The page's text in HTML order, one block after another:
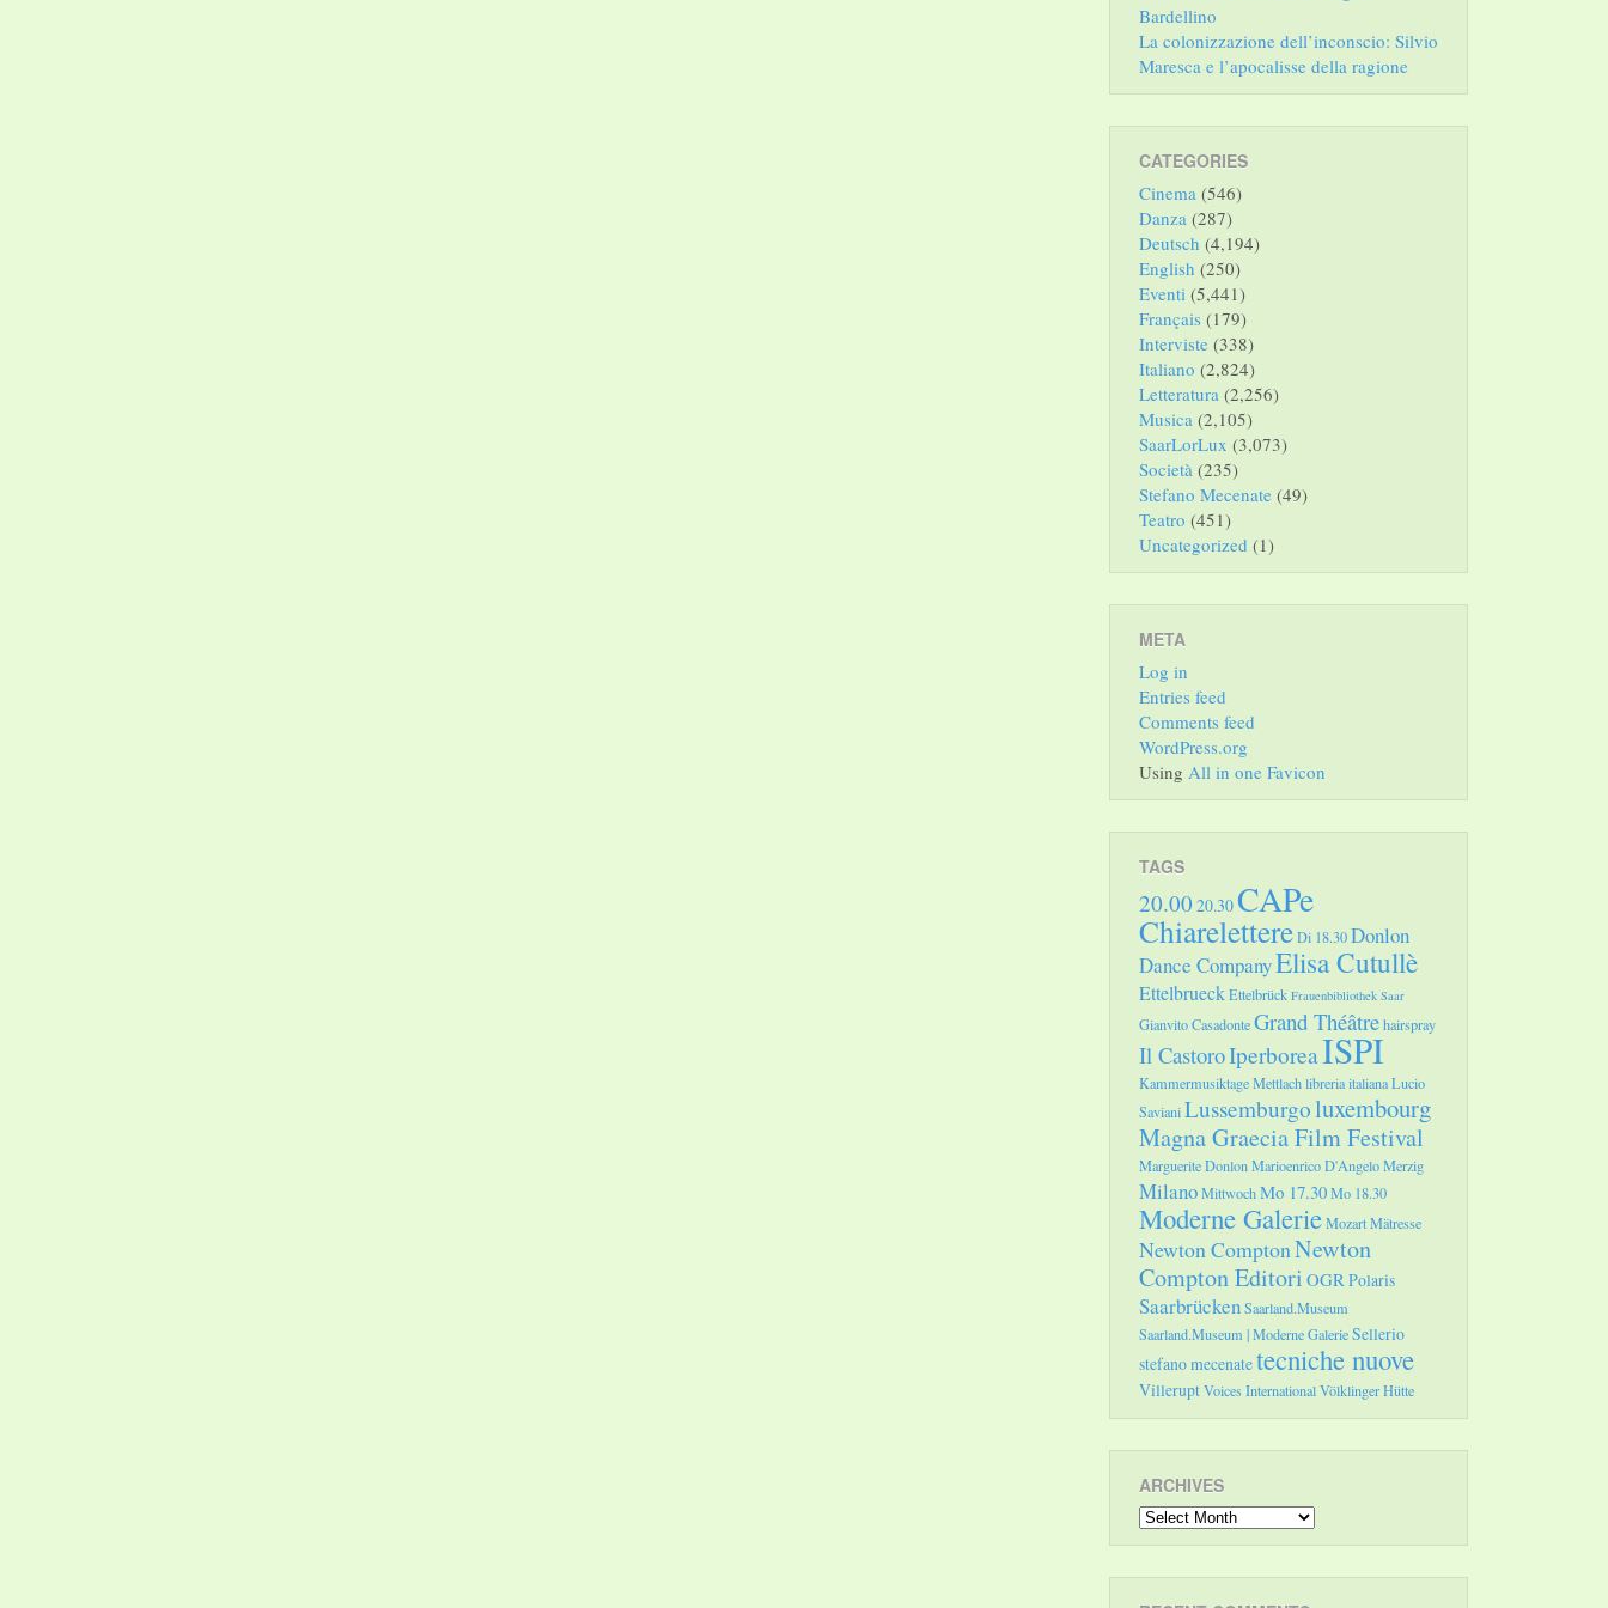
Bardellino
La colonizzazione dell’inconscio: Silvio
Maresca e l’apocalisse della ragione
CATEGORIES
Cinema (546)
Danza (287)
Deutsch (4,194)
English (250)
Eventi (5,441)
Français (179)
Interviste (338)
Italiano (2,824)
Letteratura (2,256)
Musica (2,105)
SaarLorLux (3,073)
Società (235)
Stefano Mecenate (49)
Teatro (451)
Uncategorized (1)
META
Log in
Entries feed
Comments feed
WordPress.org
Using All in one Favicon
TAGS
20.00 20.30CAPe
ChiarelettereDi 18.30Donlon
Dance CompanyElisa Cutullè
EttelbrueckEttelbrück Frauenbibliothek Saar
Gianvito CasadonteGrand Théâtrehairspray
Il CastoroIperboreaISPI
Kammermusiktage Mettlachlibreria italianaLucio
SavianiLussemburgoluxembourg
Magna Graecia Film Festival
Marguerite DonlonMarioenrico D'AngeloMerzig
MilanoMittwochMo 17.30Mo 18.30
Moderne GalerieMozartMätresse
Newton ComptonNewton
Compton Editori OGRPolaris
SaarbrückenSaarland.Museum
Saarland.Museum | Moderne GalerieSellerio
stefano mecenatetecniche nuove
VilleruptVoices InternationalVölklinger Hütte
ARCHIVES
Archives